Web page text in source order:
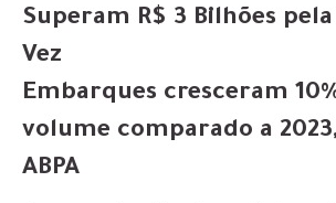
Superam R$ 3 Bilhões
Vez
Embarques cresceram
volume comparado a
ABPA